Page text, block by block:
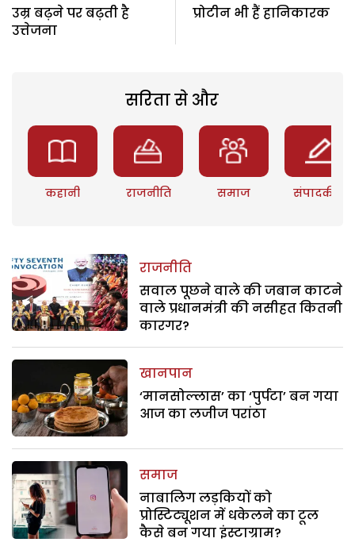
उम्र बढ़ने पर बढ़ती है
उत्तेजना
प्रोटीन भी हैं हानिकारक
सरिता से और
कहानी राजनीति समाज संपादकीय
राजनीति
सवाल पूछने वाले की जबान काटने
वाले प्रधानमंत्री की नसीहत कितनी
कारगर?
खानपान
‘मानसोल्लास’ का ‘पुर्पटा’ बन गया
आज का लजीज परांठा
समाज
नाबालिग लड़कियों को
प्रोस्टिट्यूशन में धकेलने का टूल
कैसे बन गया इंस्टाग्राम?